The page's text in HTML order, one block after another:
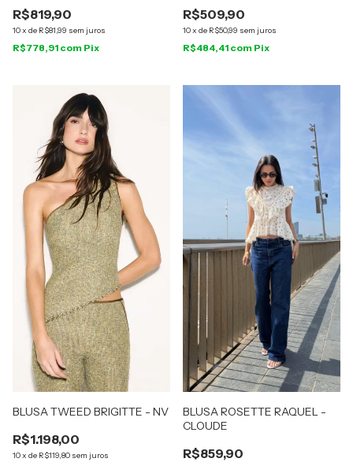
R$819,90
10x de R$81,99 sem juros
R$778,91 com Pix
R$509,90
10x de R$50,99 sem juros
R$484,41 com Pix
BLUSA TWEED BRIGITTE - NV
R$1.198,00
10x de R$119,80 sem juros
BLUSA ROSETTE RAQUEL -
CLOUDE
R$859,90